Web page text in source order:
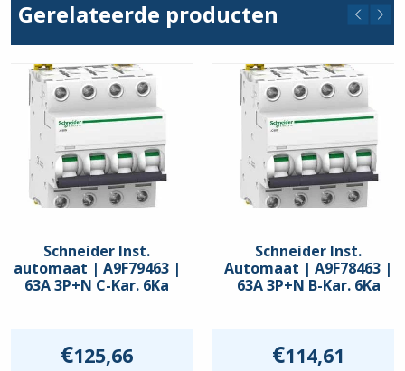
C
Gerelateerde producten
Schneider Inst.
automaat | A9F79463 |
63A 3P+N C-Kar. 6Ka
€125,66
Schneider Inst.
Automaat | A9F78463 |
63A 3P+N B-Kar. 6Ka
€114,61